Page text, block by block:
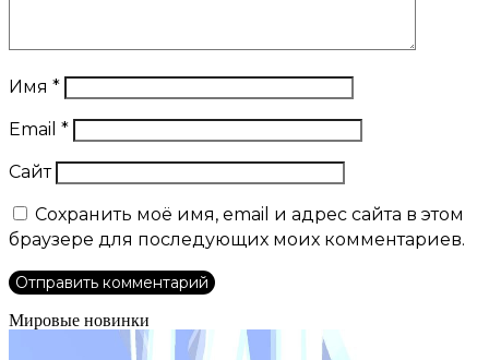
Имя *
Email *
Сайт
Сохранить моё имя, email и адрес сайта в этом
браузере для последующих моих комментариев.
Мировые новинки